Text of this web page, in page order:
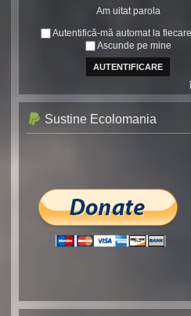
Am uitat parola
Autentifică-mă automat la
Ascunde pe mine
Sustine Ecolomania